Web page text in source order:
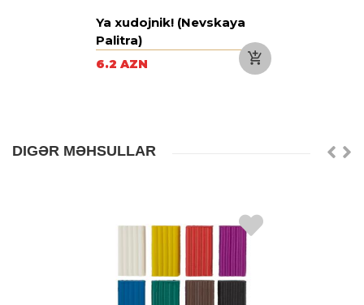
Ya xudojnik! (Nevskaya
Palitra)
6.2 AZN
DIGƏR MƏHSULLAR